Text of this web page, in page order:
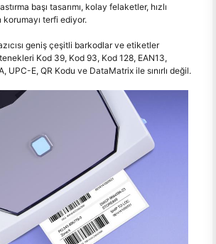
başı tasarımı, kolay felaketler, hızlı
terfi ediyor.
geniş çeşitli barkodlar ve etiketler
Kod 39, Kod 93, Kod 128, EAN13,
UPC-E, QR Kodu ve DataMatrix ile sınırlı değil.